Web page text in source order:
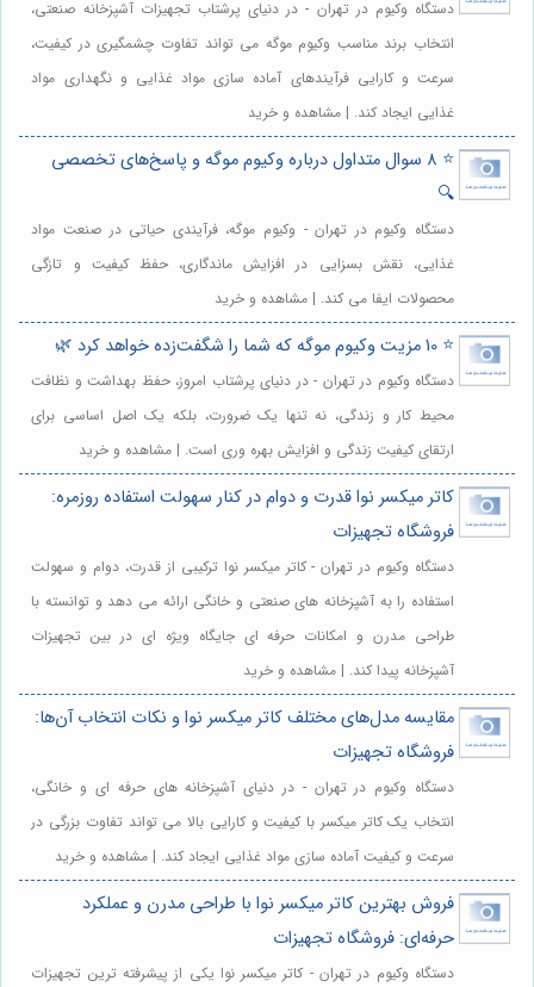
دستگاه وکیوم در تهران - در دنیای پرشتاب تجهیزات آشپزخانه صنعتی،
انتخاب برند مناسب وکیوم موگه می تواند تفاوت چشمگیری در کیفیت،
سرعت و کارایی فرآیندهای آماده سازی مواد غذایی و نگهداری مواد
غذایی ایجاد کند. | مشاهده و خرید
⭐️ 8 سوال متداول درباره وکیوم موگه و پاسخ‌های تخصصی
🔍
دستگاه وکیوم در تهران - وکیوم موگه، فرآیندی حیاتی در صنعت مواد
غذایی، نقش بسزایی در افزایش ماندگاری، حفظ کیفیت و تازگی
محصولات ایفا می کند. | مشاهده و خرید
⭐️ 10 مزیت وکیوم موگه که شما را شگفت‌زده خواهد کرد 🌿
دستگاه وکیوم در تهران - در دنیای پرشتاب امروز، حفظ بهداشت و نظافت
محیط کار و زندگی، نه تنها یک ضرورت، بلکه یک اصل اساسی برای
ارتقای کیفیت زندگی و افزایش بهره وری است. | مشاهده و خرید
کاتر میکسر نوا قدرت و دوام در کنار سهولت استفاده روزمره:
فروشگاه تجهیزات
دستگاه وکیوم در تهران - کاتر میکسر نوا ترکیبی از قدرت، دوام و سهولت
استفاده را به آشپزخانه های صنعتی و خانگی ارائه می دهد و توانسته با
طراحی مدرن و امکانات حرفه ای جایگاه ویژه ای در بین تجهیزات
آشپزخانه پیدا کند. | مشاهده و خرید
مقایسه مدل‌های مختلف کاتر میکسر نوا و نکات انتخاب آن‌ها:
فروشگاه تجهیزات
دستگاه وکیوم در تهران - در دنیای آشپزخانه های حرفه ای و خانگی،
انتخاب یک کاتر میکسر با کیفیت و کارایی بالا می تواند تفاوت بزرگی در
سرعت و کیفیت آماده سازی مواد غذایی ایجاد کند. | مشاهده و خرید
فروش بهترین کاتر میکسر نوا با طراحی مدرن و عملکرد
حرفه‌ای: فروشگاه تجهیزات
دستگاه وکیوم در تهران - کاتر میکسر نوا یکی از پیشرفته ترین تجهیزات